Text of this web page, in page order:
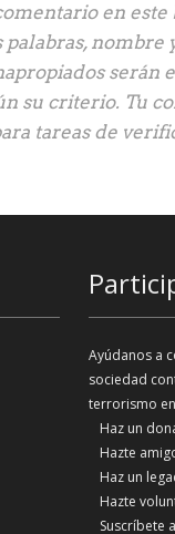
en
nombre
serán
su criterio. Tu
tareas de
Ayúdanos a
sociedad
terrorismo
Haz un
Hazte
Haz un
Hazte
Suscríbete